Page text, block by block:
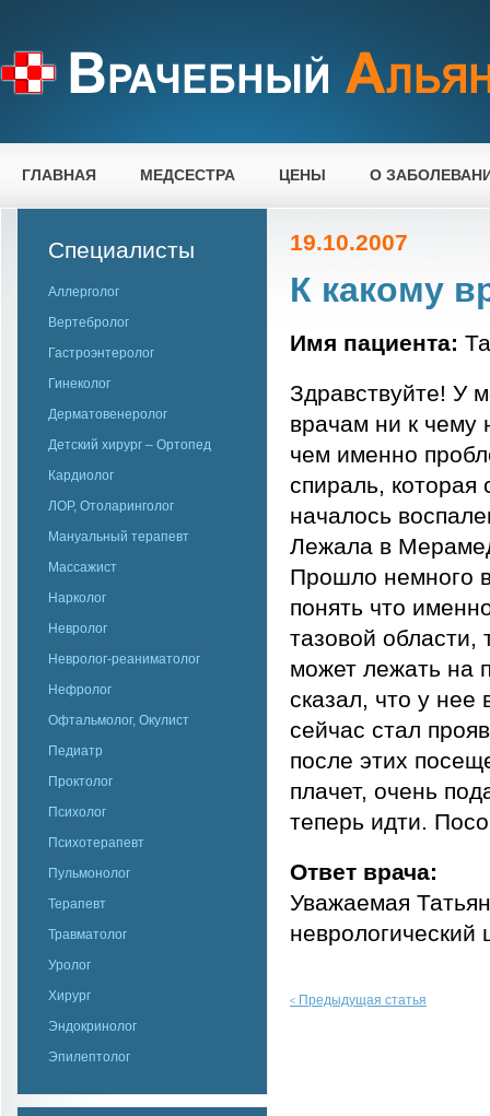
ГЛАВНАЯ МЕДСЕСТРА ЦЕНЫ О
Специалисты
Аллерголог
Вертебролог
Гастроэнтеролог
Гинеколог
Дерматовенеролог
Детский хирург – Ортопед
Кардиолог
ЛОР, Отоларинголог
Мануальный терапевт
Массажист
Нарколог
Невролог
Невролог-реаниматолог
Нефролог
Офтальмолог, Окулист
Педиатр
Проктолог
Психолог
Психотерапевт
Пульмонолог
Терапевт
Травматолог
Уролог
Хирург
Эндокринолог
Эпилептолог
19.10.2007
К какому
Имя пациента:
Здравствуйте! У
врачам ни к чему
чем именно
спираль, которая
началось
Лежала в
Прошло немного
понять что
тазовой области,
может лежать на
сказал, что у нее
сейчас стал
после этих
плачет, очень
теперь идти.
Ответ врача:
Уважаемая
< Предыдущая статья